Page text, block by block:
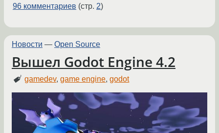
96 комментариев (стр. 2)
Новости — Open Source
Вышел Godot Engine 4.2
gamedev,game engine,godot